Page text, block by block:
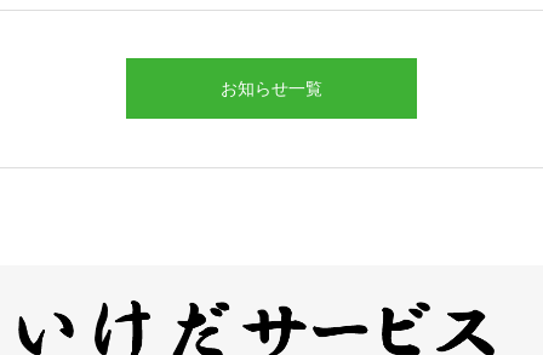
お知らせ一覧